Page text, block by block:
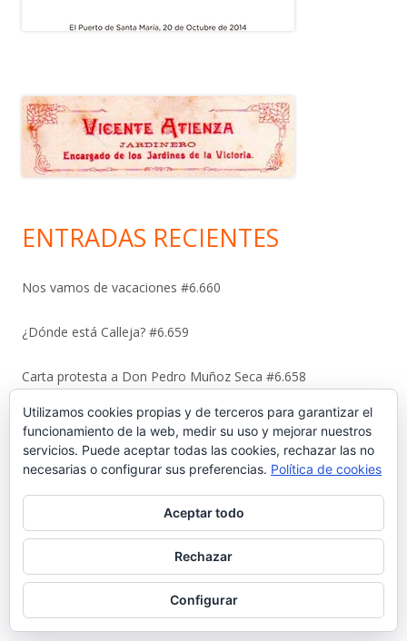
ENTRADAS RECIENTES
Nos vamos de vacaciones #6.660
¿Dónde está Calleja? #6.659
Carta protesta a Don Pedro Muñoz Seca #6.658
El antiguo campo del Racing y la iniciativa solidaria de Elías
Ahuja #6.657
sacar adelante a once hermanos #6.656
La viñeta de Alberto Castrelo. Se hacen fiestas a domicilio
#6.655
Cuando «el Pavirri» llevaba a El Puerto en la garganta #6.654
Utilizamos cookies propias y de terceros para garantizar el
funcionamiento de la web, medir su uso y mejorar nuestros
servicios. Puede aceptar todas las cookies, rechazar las no
necesarias o configurar sus preferencias. Política de cookies
Aceptar todo
Rechazar
Configurar